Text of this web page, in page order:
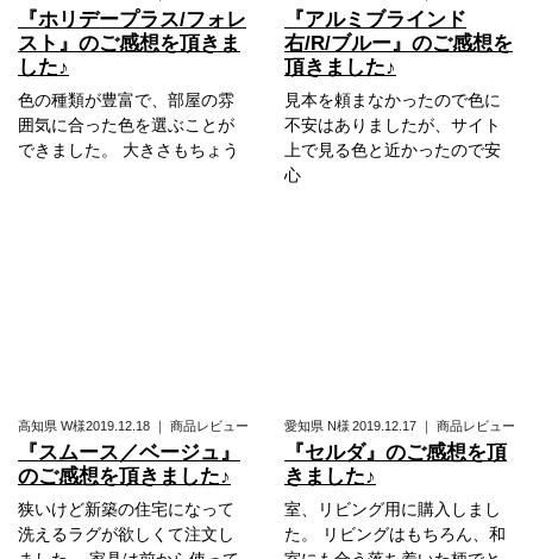
『ホリデープラス/フォレ
スト』のご感想を頂きま
した♪
色の種類が豊富で、部屋の雰
囲気に合った色を選ぶことが
できました。 大きさもちょう
『アルミブラインド
右/R/ブルー』のご感想を
頂きました♪
見本を頼まなかったので色に
不安はありましたが、サイト
上で見る色と近かったので安
心
高知県 W様2019.12.18 ｜ 商品レビュー
『スムース／ベージュ』
のご感想を頂きました♪
狭いけど新築の住宅になって
洗えるラグが欲しくて注文し
愛知県 N様2019.12.17 ｜ 商品レビュー
『セルダ』のご感想を頂
きました♪
室、リビング用に購入しまし
た。 リビングはもちろん、和